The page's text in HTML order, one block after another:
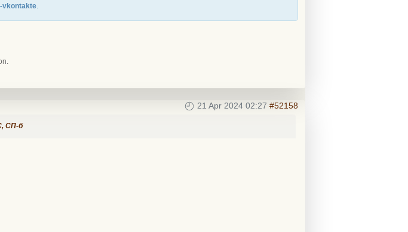
vkontakte.
21 Apr 2024 02:27 #52158
СП-б